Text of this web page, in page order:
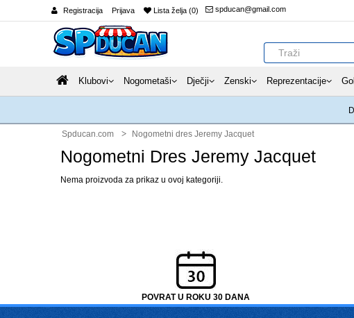
Registracija Prijava Lista želja (0) spducan@gmail.com
Klubovi Nogometaši Dječji Zenski Reprezentacije
Spducan.com Nogometni dres Jeremy Jacquet
Nogometni Dres Jeremy Jacquet
Nema proizvoda za prikaz u ovoj kategoriji.
POVRAT U ROKU 30 DANA